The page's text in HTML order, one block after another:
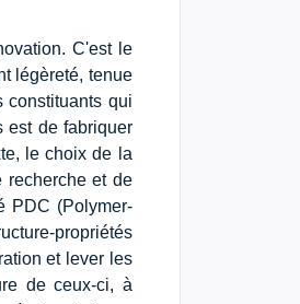
C'est le
légèreté, tenue
constituants qui
est de fabriquer
le choix de la
recherche et de
PDC (Polymer-
propriétés
et lever les
de ceux-ci, à